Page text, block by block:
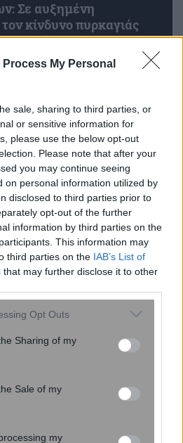
Process My Personal
sale, sharing to third parties, or
or sensitive information for
please use the below opt-out
Please note that after your
you may continue seeing
on personal information utilized by
disclosed to third parties prior to
opt-out of the further
information by third parties on the
This information may
third parties on the IAB’s List of
that may further disclose it to other
app uses one or more Google
behaviour. You may click to
and its third-party tags to
Opt Outs
Sharing of my
Sale of my
my
Σε αυξημένη
κίνδυνο πυρκαγιάς
Φινόπουλου
Αυξημένη
ΚΤΕΛ και εθνικές